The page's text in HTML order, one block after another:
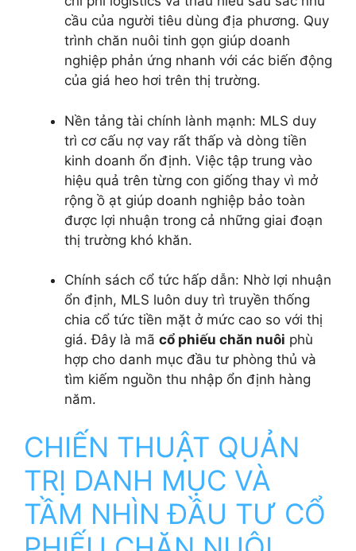
cầu của người tiêu dùng địa phương. Quy
trình chăn nuôi tinh gọn giúp doanh
nghiệp phản ứng nhanh với các biến động
của giá heo hơi trên thị trường.
Nền tảng tài chính lành mạnh: MLS duy
trì cơ cấu nợ vay rất thấp và dòng tiền
kinh doanh ổn định. Việc tập trung vào
hiệu quả trên từng con giống thay vì mở
rộng ồ ạt giúp doanh nghiệp bảo toàn
được lợi nhuận trong cả những giai đoạn
thị trường khó khăn.
Chính sách cổ tức hấp dẫn: Nhờ lợi nhuận
ổn định, MLS luôn duy trì truyền thống
chia cổ tức tiền mặt ở mức cao so với thị
giá. Đây là mã cổ phiếu chăn nuôi phù
hợp cho danh mục đầu tư phòng thủ và
tìm kiếm nguồn thu nhập ổn định hàng
năm.
CHIẾN THUẬT QUẢN
TRỊ DANH MỤC VÀ
TẦM NHÌN ĐẦU TƯ CỔ